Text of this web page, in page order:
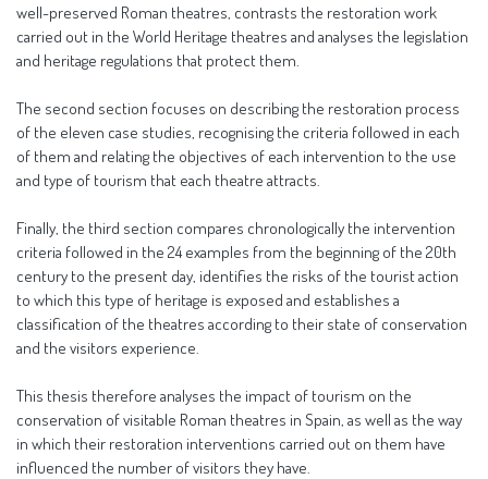
well-preserved Roman theatres, contrasts the restoration work
carried out in the World Heritage theatres and analyses the legislation
and heritage regulations that protect them.
The second section focuses on describing the restoration process
of the eleven case studies, recognising the criteria followed in each
of them and relating the objectives of each intervention to the use
and type of tourism that each theatre attracts.
Finally, the third section compares chronologically the intervention
criteria followed in the 24 examples from the beginning of the 20th
century to the present day, identifies the risks of the tourist action
to which this type of heritage is exposed and establishes a
classification of the theatres according to their state of conservation
and the visitors experience.
This thesis therefore analyses the impact of tourism on the
conservation of visitable Roman theatres in Spain, as well as the way
in which their restoration interventions carried out on them have
influenced the number of visitors they have.